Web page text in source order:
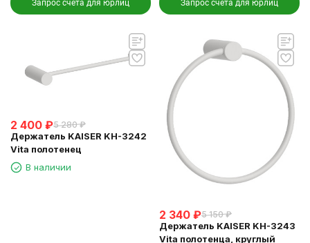
Запрос счета для юрлиц Запрос счета для юрлиц
2 400 ₽5 280 ₽
Держатель KAISER KH-3242
Vita полотенец
В наличии
2 340 ₽5 150 ₽
Держатель KAISER KH-3243
Vita полотенца, круглый